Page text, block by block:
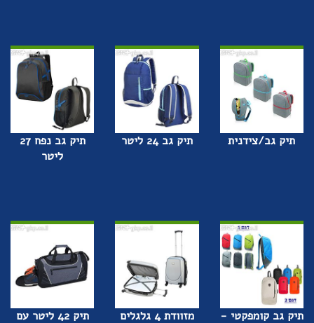
תיק גב/צידנית תיק גב 24 ליטר
תיק גב נפח 27
ליטר
תיק גב קומפקטי -
מזוודת 4 גלגלים
תיק 42 ליטר עם